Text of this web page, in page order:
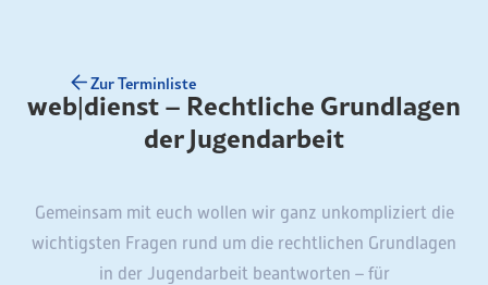
Zur Terminliste
web|dienst – Rechtliche Grundlagen
der Jugendarbeit
Gemeinsam mit euch wollen wir ganz unkompliziert die
wichtigsten Fragen rund um die rechtlichen Grundlagen
in der Jugendarbeit beantworten – für